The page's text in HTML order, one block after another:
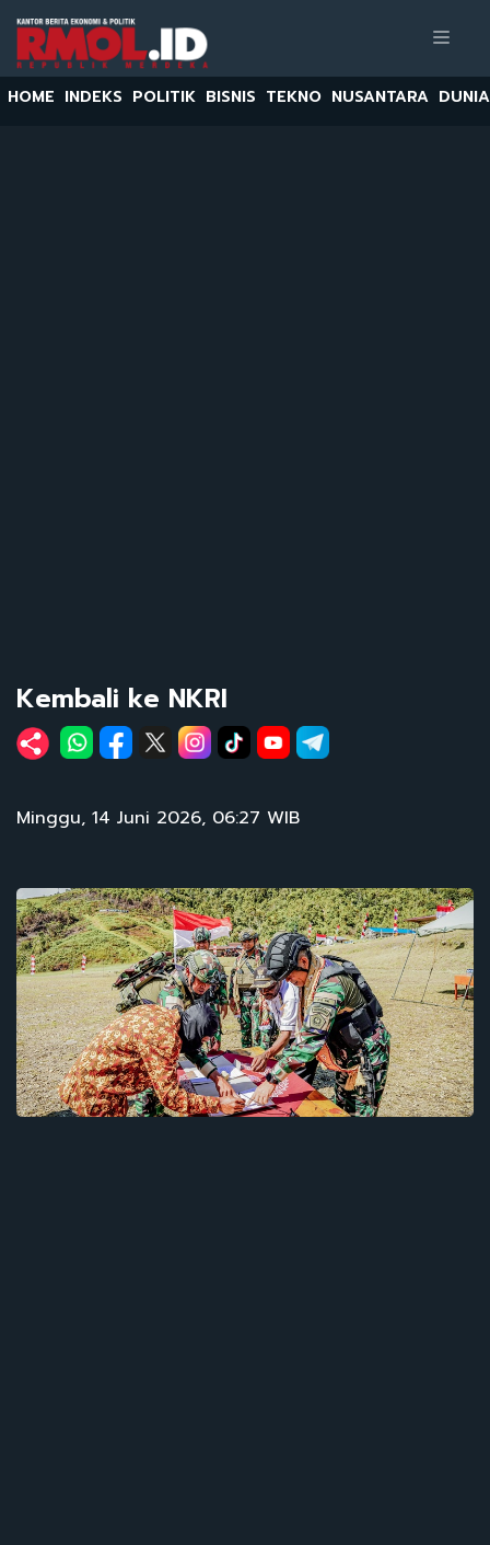
HOME INDEKS POLITIK BISNIS TEKNO NUSANTARA DUNIA
Kembali ke NKRI
Minggu, 14 Juni 2026, 06:27 WIB